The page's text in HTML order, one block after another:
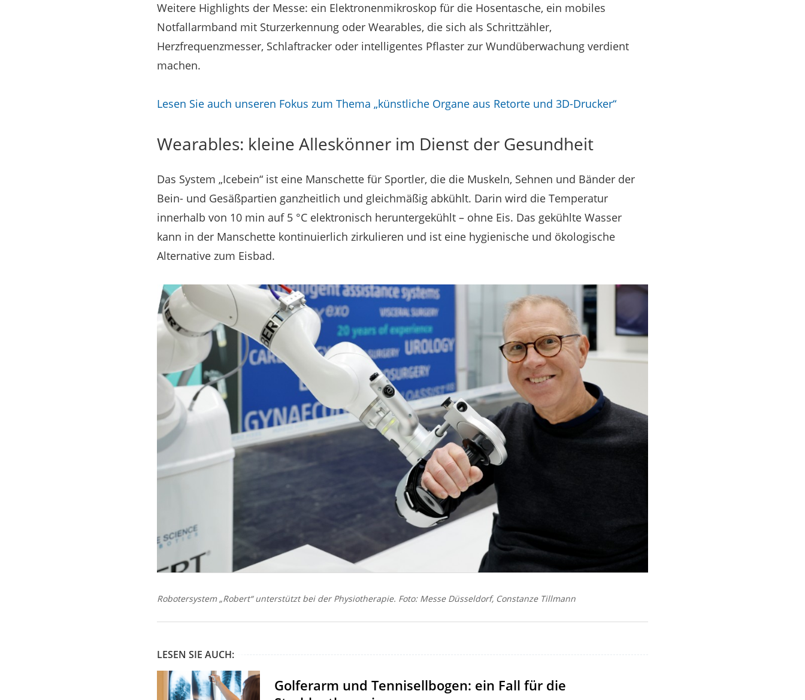
Weitere Highlights der Messe: ein Elektronenmikroskop für die Hosentasche, ein mobiles
Notfallarmband mit Sturzerkennung oder Wearables, die sich als Schrittzähler,
Herzfrequenzmesser, Schlaftracker oder intelligentes Pflaster zur Wundüberwachung verdient
machen.
Lesen Sie auch unseren Fokus zum Thema „künstliche Organe aus Retorte und 3D-Drucker“
Wearables: kleine Alleskönner im Dienst der Gesundheit
Das System „Icebein“ ist eine Manschette für Sportler, die die Muskeln, Sehnen und Bänder der
Bein- und Gesäßpartien ganzheitlich und gleichmäßig abkühlt. Darin wird die Temperatur
innerhalb von 10 min auf 5 °C elektronisch heruntergekühlt – ohne Eis. Das gekühlte Wasser
kann in der Manschette kontinuierlich zirkulieren und ist eine hygienische und ökologische
Alternative zum Eisbad.
Robotersystem „Robert“ unterstützt bei der Physiotherapie. Foto: Messe Düsseldorf, Constanze Tillmann
LESEN SIE AUCH:
Golferarm und Tennisellbogen: ein Fall für die